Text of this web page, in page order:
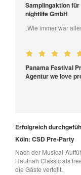
Samplingaktion
nightlife GmbH
„Wie immer war
Panama Festival
Agentur we love
Erfolgreich
Köln: CSD Pre-Party
Nach der Musical-
Hautnah Classic als
die Gäste verteilt.